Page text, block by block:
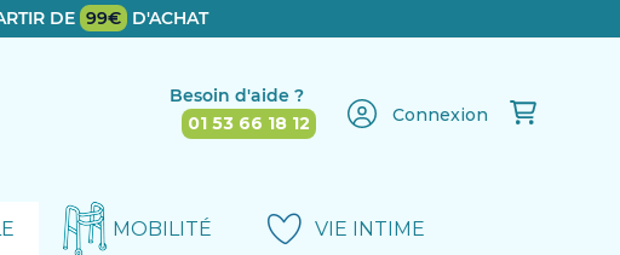
DE 99€ D'ACHAT
Besoin d'aide ?
01 53 66 18 12
Connexion
MOBILITÉ VIE INTIME